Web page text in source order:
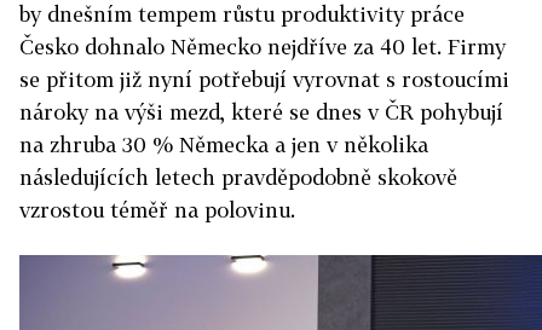
by dnešním tempem růstu produktivity práce
Česko dohnalo Německo nejdříve za 40 let. Firmy
se přitom již nyní potřebují vyrovnat s rostoucími
nároky na výši mezd, které se dnes v ČR pohybují
na zhruba 30 % Německa a jen v několika
následujících letech pravděpodobně skokově
vzrostou téměř na polovinu.